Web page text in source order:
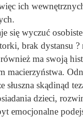
ich
się wyczuć osobiste
brak dystansu ?
ma swoją
macierzyństwa.
słuszna skądinąd
dzieci,
emocjonalne